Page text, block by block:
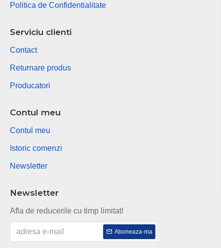
Politica de Confidentialitate
Serviciu clienti
Contact
Returnare produs
Producatori
Contul meu
Contul meu
Istoric comenzi
Newsletter
Newsletter
Afla de reducerile cu timp limitat!
Aboneaza-ma